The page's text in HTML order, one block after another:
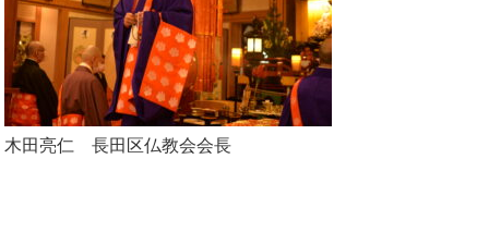
木田亮仁 長田区仏教会会長